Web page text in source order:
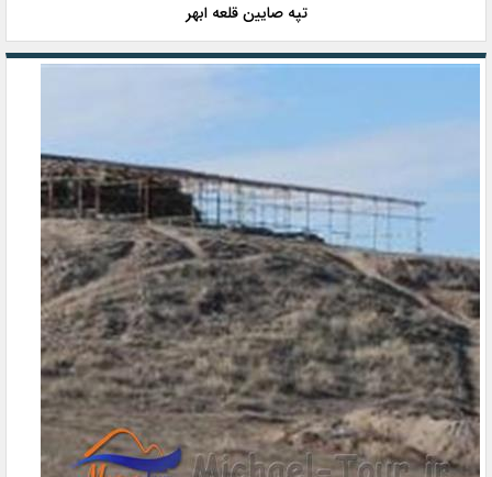
تپه صایین قلعه ابهر